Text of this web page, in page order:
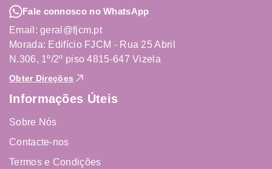
Fale connosco no WhatsApp
Email: geral@fjcm.pt
Morada: Edifício FJCM - Rua 25 Abril
N.306, 1º/2º piso 4815-647 Vizela
Obter Direções
Informações Úteis
Sobre Nós
Contacte-nos
Termos e Condições